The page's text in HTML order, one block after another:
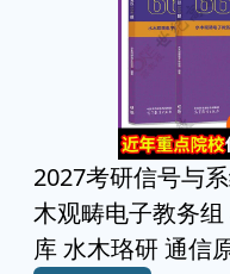
2027考研信号与
木观畴电子教务
库 水木珞研 通信